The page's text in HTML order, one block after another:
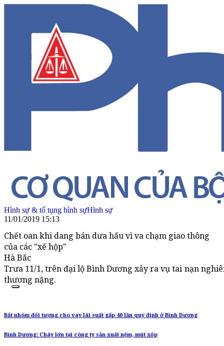
Hình sự & tố tụng hình sựHình sự
11/01/2019 15:13
Chết oan khi dang bán dưa hấu vì va chạm giao thông
của các "xế hộp"
Hà Bắc
Trưa 11/1, trên đại lộ Bình Dương xảy ra vụ tai nạn
thương nặng.
Bắt nhóm đối tượng cho vay lãi suất gấp 40 lần quy định ở Bình Dương
Bình Dương: Cháy lớn tại công ty sản xuất nệm, mút xốp